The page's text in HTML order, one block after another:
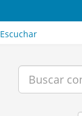
n
tEscuchar